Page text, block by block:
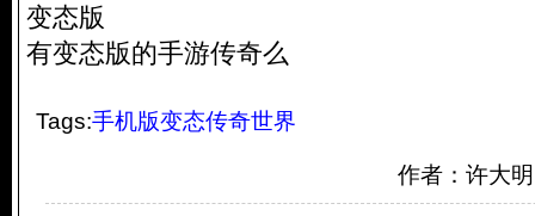
变态版
有变态版的手游传奇么
Tags:手机版变态传奇世界
作者：许大